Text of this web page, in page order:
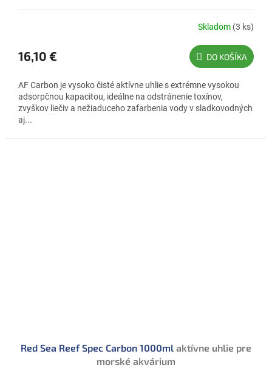
Skladom (3 ks)
16,10 € DO KOŠÍKA
AF Carbon je vysoko čisté aktívne uhlie s extrémne vysokou
adsorpčnou kapacitou, ideálne na odstránenie toxínov,
zvyškov liečiv a nežiaduceho zafarbenia vody v sladkovodných
aj...
Red Sea Reef Spec Carbon 1000ml aktívne uhlie pre
morské akvárium